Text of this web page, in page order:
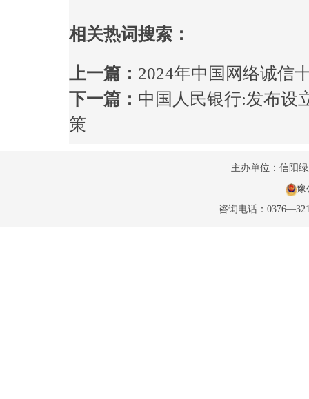
相关热词搜索：
上一篇： 2024年中国网络诚信
下一篇： 中国人民银行:发布设
策
主办单位：信阳
豫
咨询电话：